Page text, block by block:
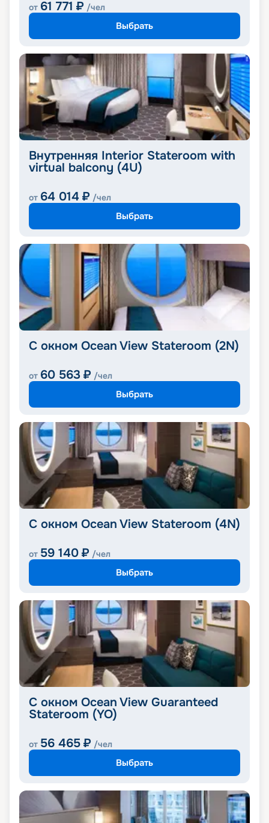
от 61 771 ₽ /чел
Выбрать
Внутренняя Interior Stateroom with
virtual balcony (4U)
от 64 014 ₽ /чел
Выбрать
С окном Ocean View Stateroom (2N)
от 60 563 ₽ /чел
Выбрать
С окном Ocean View Stateroom (4N)
от 59 140 ₽ /чел
Выбрать
С окном Ocean View Guaranteed
Stateroom (YO)
от 56 465 ₽ /чел
Выбрать